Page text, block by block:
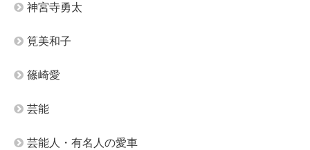
神宮寺勇太
筧美和子
篠崎愛
芸能
芸能人・有名人の愛車